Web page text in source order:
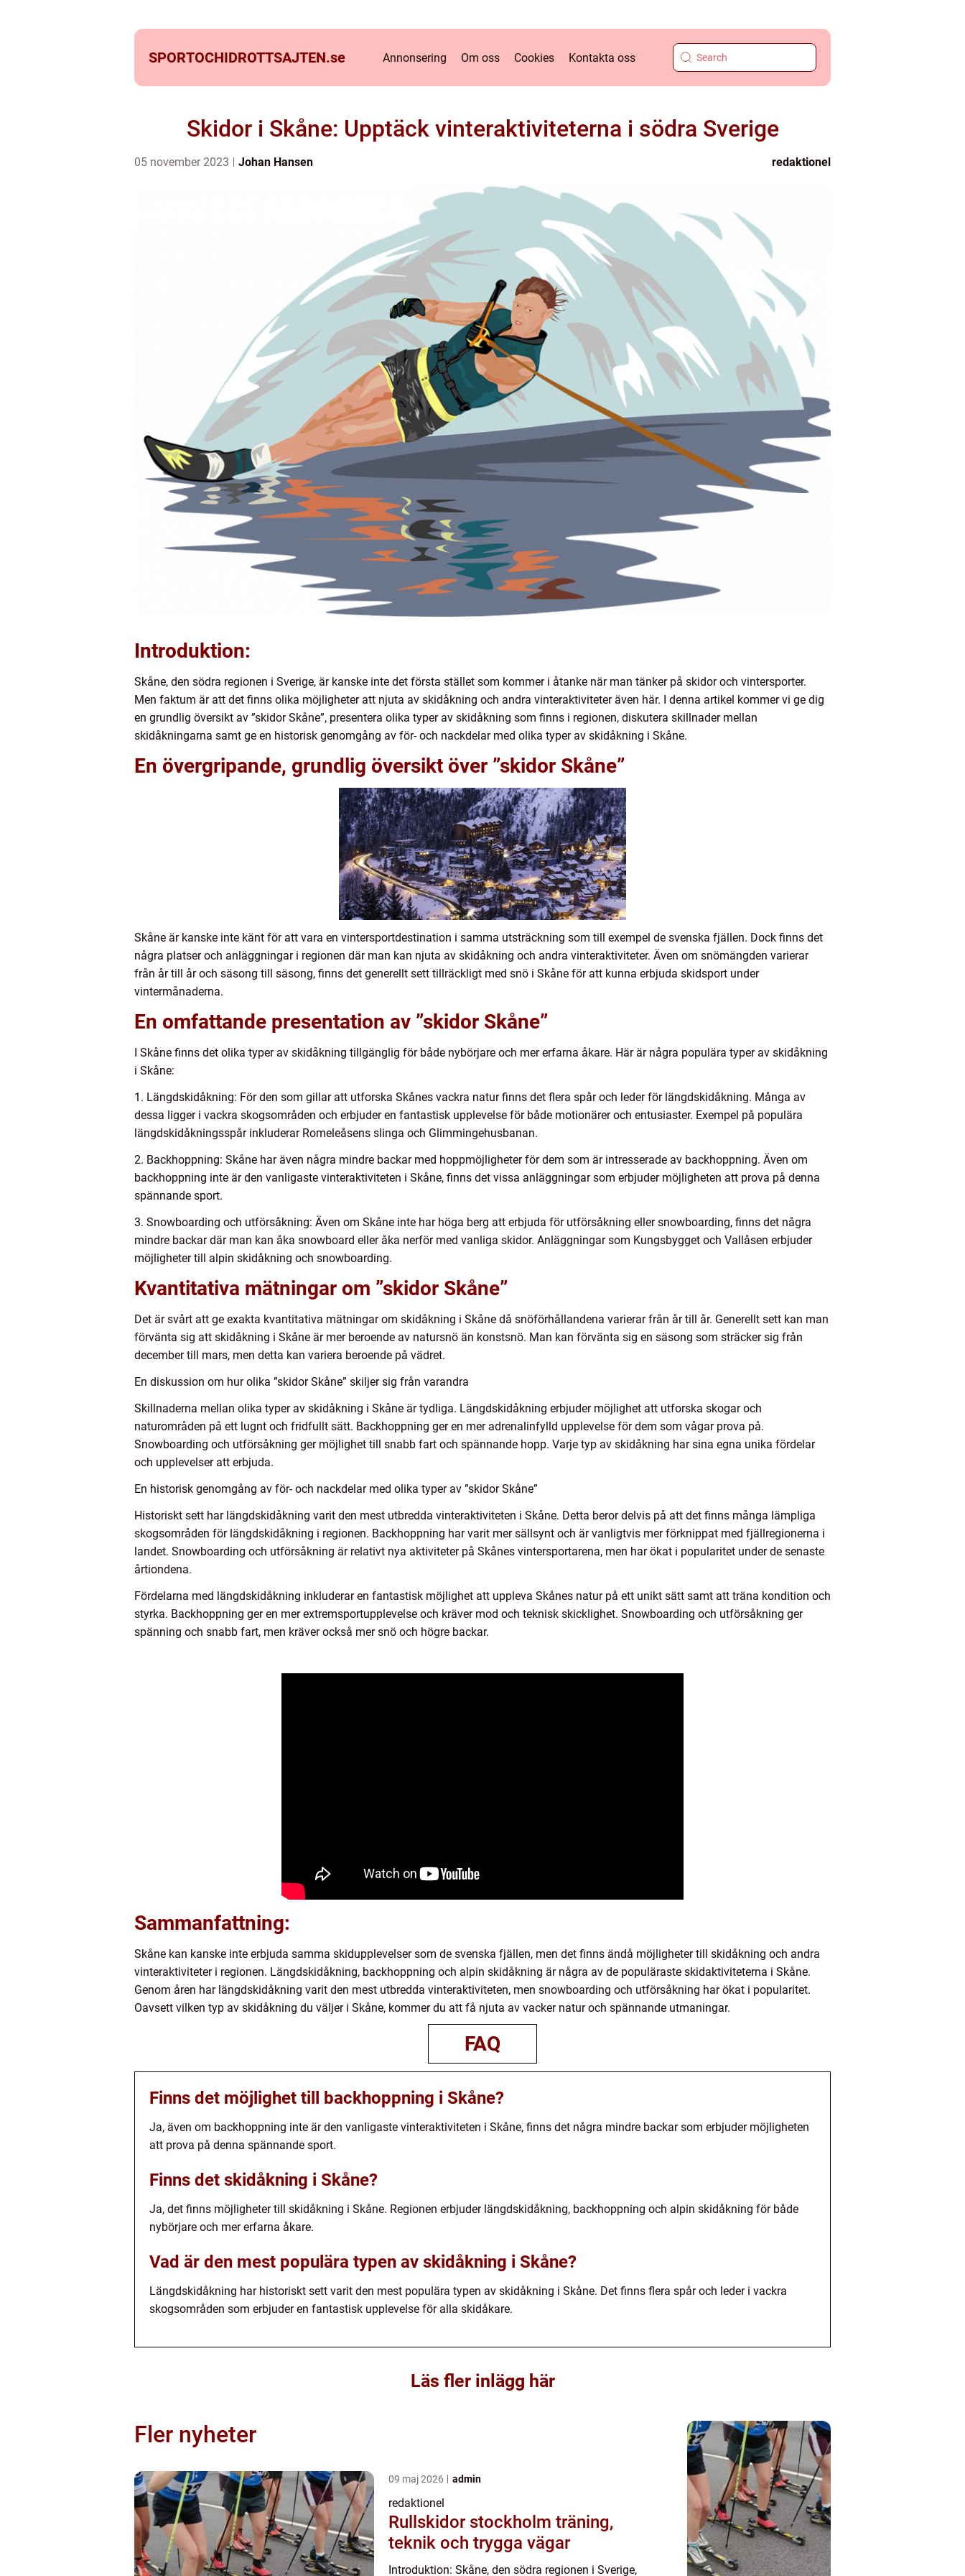
SPORTOCHIDROTTSAJTEN.se Annonsering Om oss Cookies Kontakta oss
Skidor i Skåne: Upptäck vinteraktiviteterna i södra Sverige
05 november 2023 Johan Hansen redaktionel
Introduktion:
Skåne, den södra regionen i Sverige, är kanske inte det första stället som kommer i åtanke när man tänker på skidor och vintersporter.
Men faktum är att det finns olika möjligheter att njuta av skidåkning och andra vinteraktiviteter även här. I denna artikel kommer vi ge dig
en grundlig översikt av ”skidor Skåne”, presentera olika typer av skidåkning som finns i regionen, diskutera skillnader mellan
skidåkningarna samt ge en historisk genomgång av för- och nackdelar med olika typer av skidåkning i Skåne.
En övergripande, grundlig översikt över ”skidor Skåne”
Skåne är kanske inte känt för att vara en vintersportdestination i samma utsträckning som till exempel de svenska fjällen. Dock finns det
några platser och anläggningar i regionen där man kan njuta av skidåkning och andra vinteraktiviteter. Även om snömängden varierar
från år till år och säsong till säsong, finns det generellt sett tillräckligt med snö i Skåne för att kunna erbjuda skidsport under
vintermånaderna.
En omfattande presentation av ”skidor Skåne”
I Skåne finns det olika typer av skidåkning tillgänglig för både nybörjare och mer erfarna åkare. Här är några populära typer av skidåkning
i Skåne:
1. Längdskidåkning: För den som gillar att utforska Skånes vackra natur finns det flera spår och leder för längdskidåkning. Många av
dessa ligger i vackra skogsområden och erbjuder en fantastisk upplevelse för både motionärer och entusiaster. Exempel på populära
längdskidåkningsspår inkluderar Romeleåsens slinga och Glimmingehusbanan.
2. Backhoppning: Skåne har även några mindre backar med hoppmöjligheter för dem som är intresserade av backhoppning. Även om
backhoppning inte är den vanligaste vinteraktiviteten i Skåne, finns det vissa anläggningar som erbjuder möjligheten att prova på denna
spännande sport.
3. Snowboarding och utförsåkning: Även om Skåne inte har höga berg att erbjuda för utförsåkning eller snowboarding, finns det några
mindre backar där man kan åka snowboard eller åka nerför med vanliga skidor. Anläggningar som Kungsbygget och Vallåsen erbjuder
möjligheter till alpin skidåkning och snowboarding.
Kvantitativa mätningar om ”skidor Skåne”
Det är svårt att ge exakta kvantitativa mätningar om skidåkning i Skåne då snöförhållandena varierar från år till år. Generellt sett kan man
förvänta sig att skidåkning i Skåne är mer beroende av natursnö än konstsnö. Man kan förvänta sig en säsong som sträcker sig från
december till mars, men detta kan variera beroende på vädret.
En diskussion om hur olika ”skidor Skåne” skiljer sig från varandra
Skillnaderna mellan olika typer av skidåkning i Skåne är tydliga. Längdskidåkning erbjuder möjlighet att utforska skogar och
naturområden på ett lugnt och fridfullt sätt. Backhoppning ger en mer adrenalinfylld upplevelse för dem som vågar prova på.
Snowboarding och utförsåkning ger möjlighet till snabb fart och spännande hopp. Varje typ av skidåkning har sina egna unika fördelar
och upplevelser att erbjuda.
En historisk genomgång av för- och nackdelar med olika typer av ”skidor Skåne”
Historiskt sett har längdskidåkning varit den mest utbredda vinteraktiviteten i Skåne. Detta beror delvis på att det finns många lämpliga
skogsområden för längdskidåkning i regionen. Backhoppning har varit mer sällsynt och är vanligtvis mer förknippat med fjällregionerna i
landet. Snowboarding och utförsåkning är relativt nya aktiviteter på Skånes vintersportarena, men har ökat i popularitet under de senaste
årtiondena.
Fördelarna med längdskidåkning inkluderar en fantastisk möjlighet att uppleva Skånes natur på ett unikt sätt samt att träna kondition och
styrka. Backhoppning ger en mer extremsportupplevelse och kräver mod och teknisk skicklighet. Snowboarding och utförsåkning ger
spänning och snabb fart, men kräver också mer snö och högre backar.
Sammanfattning:
Skåne kan kanske inte erbjuda samma skidupplevelser som de svenska fjällen, men det finns ändå möjligheter till skidåkning och andra
vinteraktiviteter i regionen. Längdskidåkning, backhoppning och alpin skidåkning är några av de populäraste skidaktiviteterna i Skåne.
Genom åren har längdskidåkning varit den mest utbredda vinteraktiviteten, men snowboarding och utförsåkning har ökat i popularitet.
Oavsett vilken typ av skidåkning du väljer i Skåne, kommer du att få njuta av vacker natur och spännande utmaningar.
FAQ
Finns det möjlighet till backhoppning i Skåne?
Ja, även om backhoppning inte är den vanligaste vinteraktiviteten i Skåne, finns det några mindre backar som erbjuder möjligheten
att prova på denna spännande sport.
Finns det skidåkning i Skåne?
Ja, det finns möjligheter till skidåkning i Skåne. Regionen erbjuder längdskidåkning, backhoppning och alpin skidåkning för både
nybörjare och mer erfarna åkare.
Vad är den mest populära typen av skidåkning i Skåne?
Längdskidåkning har historiskt sett varit den mest populära typen av skidåkning i Skåne. Det finns flera spår och leder i vackra
skogsområden som erbjuder en fantastisk upplevelse för alla skidåkare.
Läs fler inlägg här
Fler nyheter
09 maj 2026 admin
redaktionel
Rullskidor stockholm träning,
teknik och trygga vägar
Introduktion: Skåne, den södra regionen i Sverige,